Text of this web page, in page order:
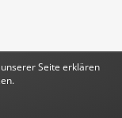
Seite erklären